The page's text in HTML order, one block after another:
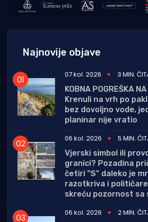
Najnovije objave
07 kol. 2026
3 MIN.
KOBNA POGREŠKA
Krenuli na vrh po
bez dovoljno vode,
planinar nije vratio
06 kol. 2026
5 MIN.
Vjerski simbol ili
granici? Pozadina
četiri "S" daleko je
razotkriva i
skreću pozornost sa
06 kol. 2026
2 MIN.